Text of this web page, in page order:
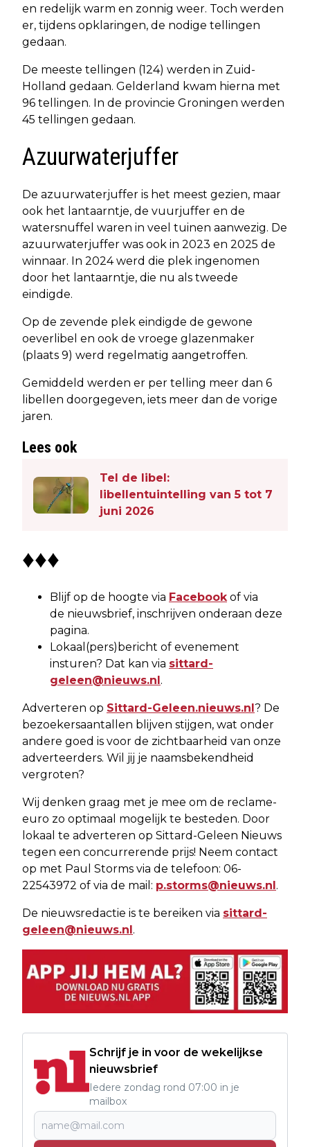
en redelijk warm en zonnig weer. Toch werden
er, tijdens opklaringen, de nodige tellingen
gedaan.
De meeste tellingen (124) werden in Zuid-
Holland gedaan. Gelderland kwam hierna met
96 tellingen. In de provincie Groningen werden
45 tellingen gedaan.
Azuurwaterjuffer
De azuurwaterjuffer is het meest gezien, maar
ook het lantaarntje, de vuurjuffer en de
watersnuffel waren in veel tuinen aanwezig. De
azuurwaterjuffer was ook in 2023 en 2025 de
winnaar. In 2024 werd die plek ingenomen
door het lantaarntje, die nu als tweede
eindigde.
Op de zevende plek eindigde de gewone
oeverlibel en ook de vroege glazenmaker
(plaats 9) werd regelmatig aangetroffen.
Gemiddeld werden er per telling meer dan 6
libellen doorgegeven, iets meer dan de vorige
jaren.
Lees ook
Tel de libel:
libellentuintelling van 5 tot 7
juni 2026
♦♦♦
Blijf op de hoogte via Facebookof via
de nieuwsbrief, inschrijven onderaan deze
pagina.
Lokaal(pers)bericht of evenement
insturen? Dat kan via sittard-
geleen@nieuws.nl .
Adverteren op Sittard-Geleen.nieuws.nl ? De
bezoekersaantallen blijven stijgen, wat onder
andere goed is voor de zichtbaarheid van onze
adverteerders. Wil jij je naamsbekendheid
vergroten?
Wij denken graag met je mee om de reclame-
euro zo optimaal mogelijk te besteden. Door
lokaal te adverteren op Sittard-Geleen Nieuws
tegen een concurrerende prijs! Neem contact
op met Paul Storms via de telefoon: 06-
22543972 of via de mail: p.storms@nieuws.nl .
De nieuwsredactie is te bereiken via sittard-
geleen@nieuws.nl .
Schrijf je in voor de wekelijkse
nieuwsbrief
Iedere zondag rond 07:00 in je
mailbox